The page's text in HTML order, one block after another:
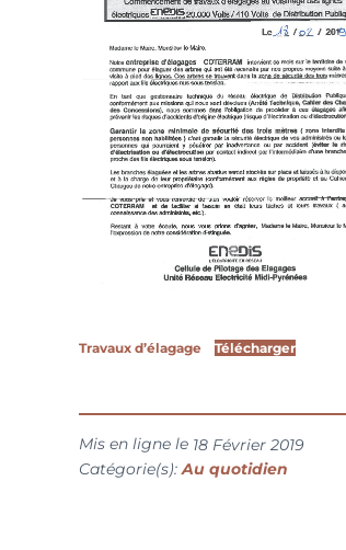
Travaux d’élagage Télécharger
Mis en ligne le 18 Février 2019
Catégorie(s):Au quotidien